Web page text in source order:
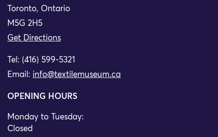
Toronto, Ontario
M5G 2H5
Get Directions
Tel: (416) 599-5321
Email: info@textilemuseum.ca
OPENING HOURS
Monday to Tuesday:
Closed